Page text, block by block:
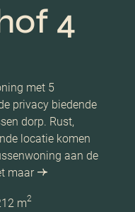
4
met 5
privacy biedende
dorp. Rust,
locatie komen
aan de
maar
m2